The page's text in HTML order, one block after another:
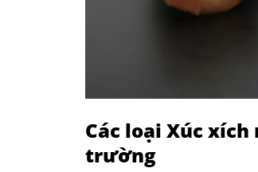
Các loại Xúc
trường